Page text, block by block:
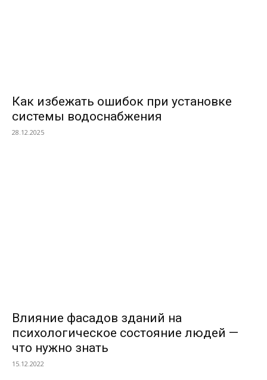
Как избежать ошибок при установке
системы водоснабжения
28.12.2025
Влияние фасадов зданий на
психологическое состояние людей —
что нужно знать
15.12.2022